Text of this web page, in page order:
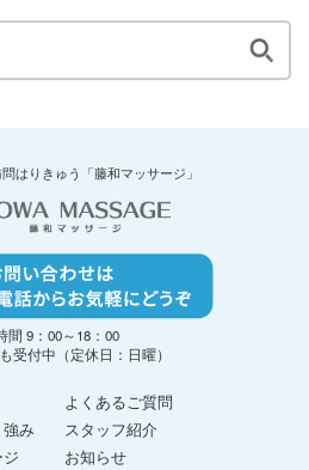
はりきゅう「藤和マッサージ」
間 9：00～18：00
受付中（定休日：日曜）
み
よくあるご質問
スタッフ紹介
お知らせ